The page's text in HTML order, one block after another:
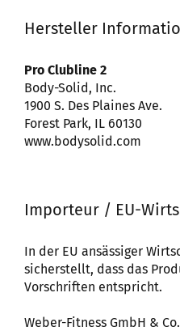
Hersteller
Pro Clubline 2
Body-Solid, Inc.
1900 S. Des Plaines Ave.
Forest Park, IL 60130
www.bodysolid.com
Importeur / EU-
In der EU ansässiger
sicherstellt, dass das
Vorschriften entspricht.
Weber-Fitness GmbH &